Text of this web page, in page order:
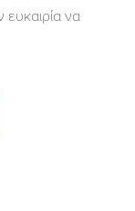
να